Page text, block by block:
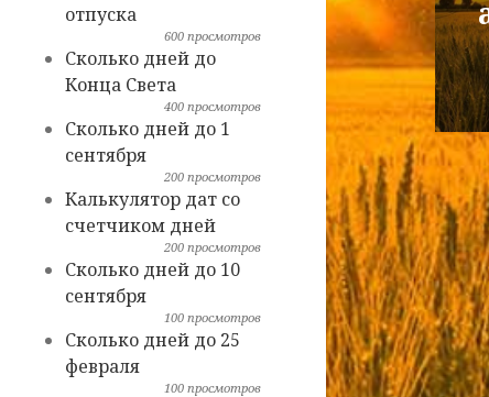
отпуска
600 просмотров
Сколько дней до
Конца Света
400 просмотров
Сколько дней до 1
сентября
200 просмотров
Калькулятор дат со
счетчиком дней
200 просмотров
Сколько дней до 10
сентября
100 просмотров
Сколько дней до 25
февраля
100 просмотров